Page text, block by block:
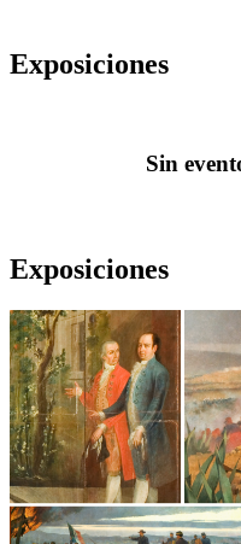
Exposiciones
Sin
Exposiciones